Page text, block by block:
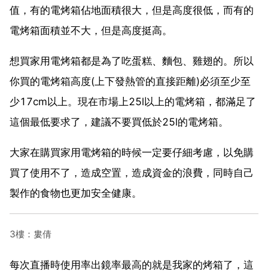
值，有的電烤箱佔地面積很大，但是高度很低，而有的
電烤箱面積並不大，但是高度挺高。
想買家用電烤箱都是為了吃蛋糕、麵包、雞翅的。所以
你買的電烤箱高度(上下發熱管的直接距離)必須至少至
少17cm以上。現在市場上25l以上的電烤箱，都滿足了
這個最低要求了，建議不要買低於25l的電烤箱。
大家在購買家用電烤箱的時候一定要仔細考慮，以免購
買了使用不了，造成空置，造成資金的浪費，同時自己
製作的食物也更加安全健康。
3樓：婁倩
每次直播時使用率出鏡率最高的就是我家的烤箱了，這